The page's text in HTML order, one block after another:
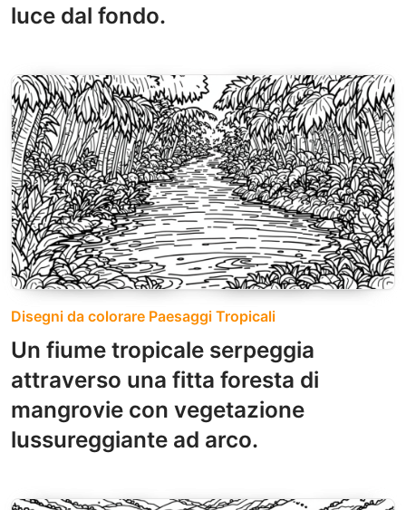
luce dal fondo.
Disegni da colorare Paesaggi Tropicali
Un fiume tropicale serpeggia
attraverso una fitta foresta di
mangrovie con vegetazione
lussureggiante ad arco.